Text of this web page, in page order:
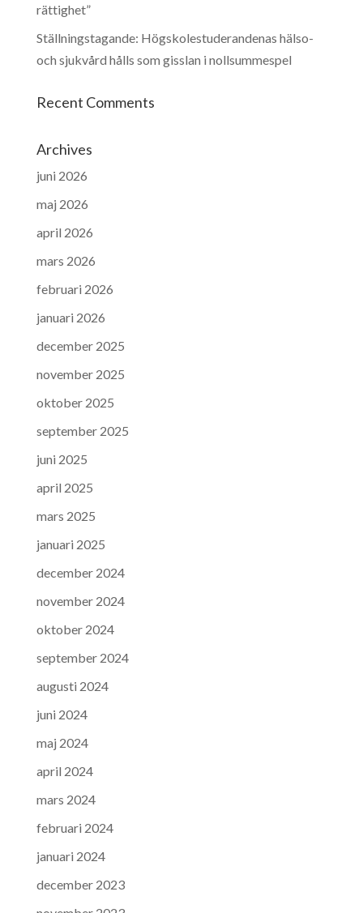
rättighet”
Ställningstagande: Högskolestuderandenas hälso-
och sjukvård hålls som gisslan i nollsummespel
Recent Comments
Archives
juni 2026
maj 2026
april 2026
mars 2026
februari 2026
januari 2026
december 2025
november 2025
oktober 2025
september 2025
juni 2025
april 2025
mars 2025
januari 2025
december 2024
november 2024
oktober 2024
september 2024
augusti 2024
juni 2024
maj 2024
april 2024
mars 2024
februari 2024
januari 2024
december 2023